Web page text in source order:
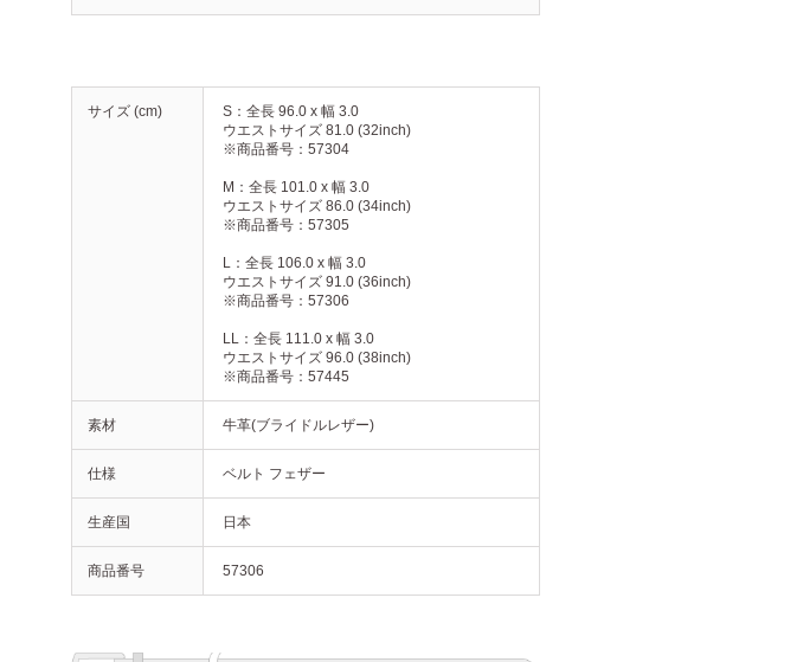
サイズ (cm)
S：全長 96.0 x 幅 3.0
ウエストサイズ 81.0 (32inch)
※商品番号：57304
M：全長 101.0 x 幅 3.0
ウエストサイズ 86.0 (34inch)
※商品番号：57305
L：全長 106.0 x 幅 3.0
ウエストサイズ 91.0 (36inch)
※商品番号：57306
LL：全長 111.0 x 幅 3.0
ウエストサイズ 96.0 (38inch)
※商品番号：57445
素材 牛革(ブライドルレザー)
仕様 ベルト フェザー
生産国 日本
商品番号 57306